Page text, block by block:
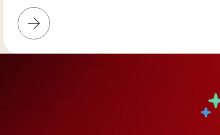
Weitere
Informationen